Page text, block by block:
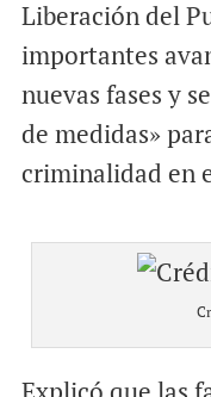
o
k
p
p
Liberación del
importantes
nuevas fases y
de medidas»
criminalidad en